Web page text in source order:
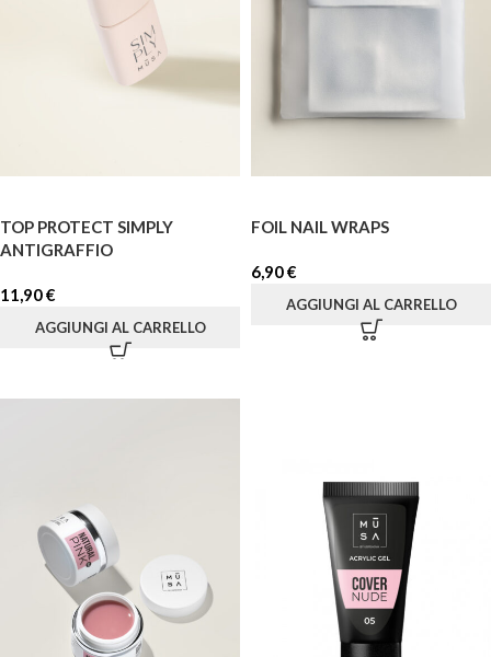
TOP PROTECT SIMPLY
ANTIGRAFFIO
11,90€
AGGIUNGI AL CARRELLO
FOIL NAIL WRAPS
6,90€
AGGIUNGI AL CARRELLO